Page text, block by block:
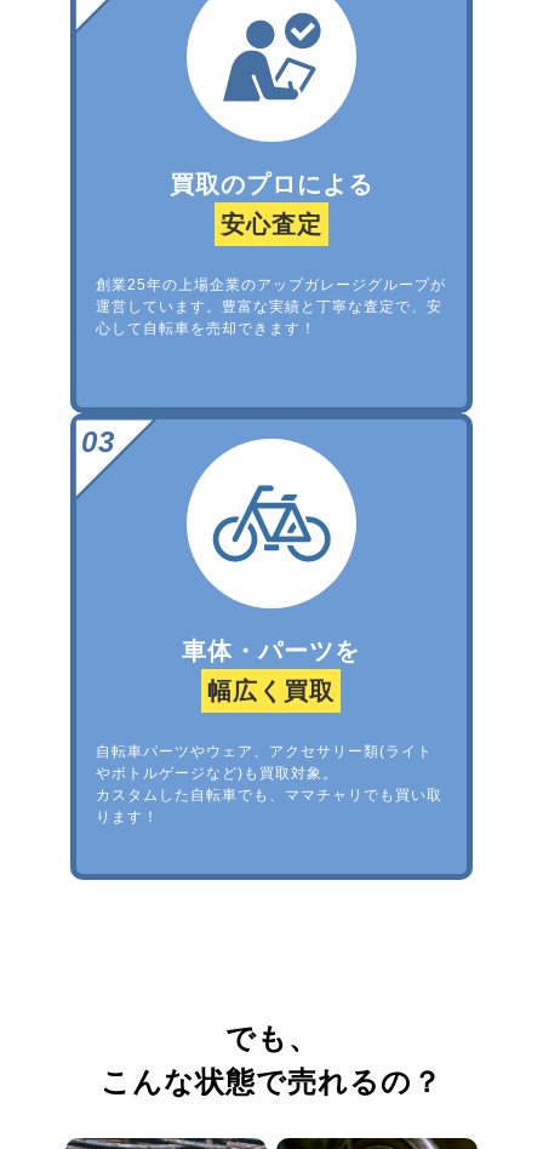
買取のプロによる
安心査定
創業25年の上場企業のアップガレージグループが
運営しています。豊富な実績と丁寧な査定で、安
心して自転車を売却できます！
車体・パーツを
幅広く買取
自転車パーツやウェア、アクセサリー類(ライト
やボトルゲージなど)も買取対象。
カスタムした自転車でも、ママチャリでも買い取
ります！
でも、
こんな状態で売れるの？